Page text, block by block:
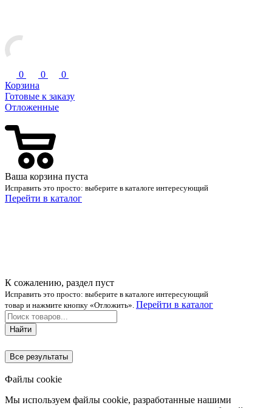
0 0
0
Корзина
Готовые к заказу
Отложенные
Ваша корзина пуста
Исправить это просто: выберите в каталоге интересующий
Перейти в каталог
К сожалению, раздел пуст
Исправить это просто: выберите в каталоге интересующий
товар и нажмите кнопку «Отложить». Перейти в каталог
Найти
Все результаты
Файлы cookie
Мы используем файлы cookie, разработанные нашими